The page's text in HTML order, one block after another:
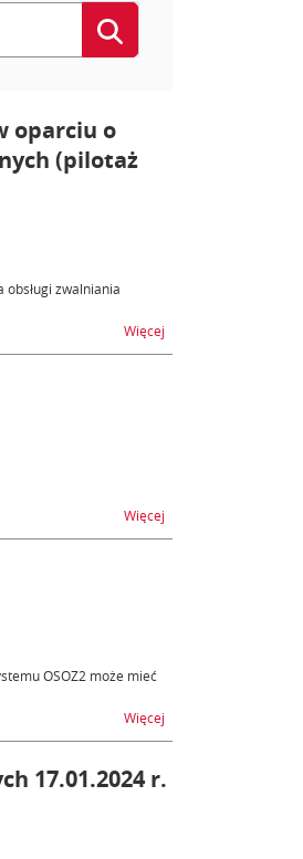
oparciu o
(pilotaż
zwalniania
Więcej
Więcej
OSOZ2 może mieć
Więcej
17.01.2024 r.